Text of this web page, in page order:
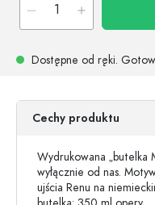
Dostępne od ręki.
Cechy produktu
Wydrukowana „butelka
wyłącznie od nas.
ujścia Renu na